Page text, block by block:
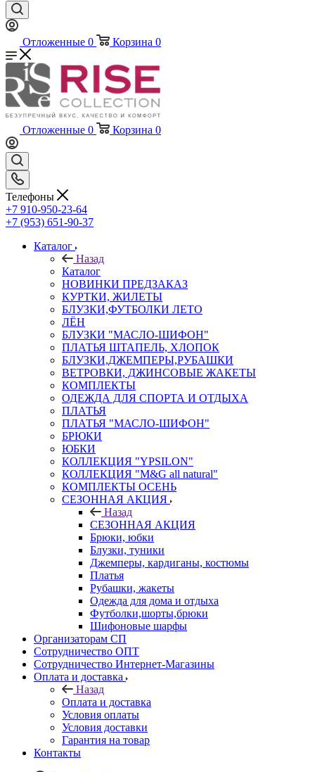
Отложенные 0 Корзина 0
Отложенные 0 Корзина 0
Телефоны
+7 910-950-23-64
+7 (953) 651-90-37
Каталог
Назад
Каталог
НОВИНКИ ПРЕДЗАКАЗ
КУРТКИ, ЖИЛЕТЫ
БЛУЗКИ,ФУТБОЛКИ ЛЕТО
ЛЁН
БЛУЗКИ "МАСЛО-ШИФОН"
ПЛАТЬЯ ШТАПЕЛЬ, ХЛОПОК
БЛУЗКИ,ДЖЕМПЕРЫ,РУБАШКИ
ВЕТРОВКИ, ДЖИНСОВЫЕ ЖАКЕТЫ
КОМПЛЕКТЫ
ОДЕЖДА ДЛЯ СПОРТА И ОТДЫХА
ПЛАТЬЯ
ПЛАТЬЯ "МАСЛО-ШИФОН"
БРЮКИ
ЮБКИ
КОЛЛЕКЦИЯ "YPSILON"
КОЛЛЕКЦИЯ "M&G all natural"
КОМПЛЕКТЫ ОСЕНЬ
СЕЗОННАЯ АКЦИЯ
Назад
СЕЗОННАЯ АКЦИЯ
Брюки, юбки
Блузки, туники
Джемперы, кардиганы, костюмы
Платья
Рубашки, жакеты
Одежда для дома и отдыха
Футболки,шорты,брюки
Шифоновые шарфы
Организаторам СП
Сотрудничество ОПТ
Сотрудничество Интернет-Магазины
Оплата и доставка
Назад
Оплата и доставка
Условия оплаты
Условия доставки
Гарантия на товар
Контакты